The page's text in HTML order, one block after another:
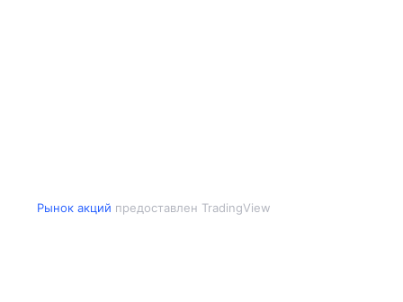
Рынок акций предоставлен TradingView